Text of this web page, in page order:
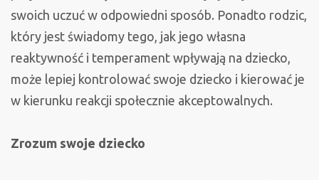
swoich uczuć w odpowiedni sposób. Ponadto rodzic,
który jest świadomy tego, jak jego własna
reaktywność i temperament wpływają na dziecko,
może lepiej kontrolować swoje dziecko i kierować je
w kierunku reakcji społecznie akceptowalnych.
Zrozum swoje dziecko